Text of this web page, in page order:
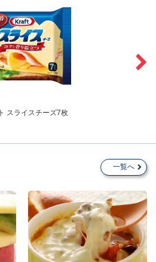
スライスチーズ7枚
一覧へ